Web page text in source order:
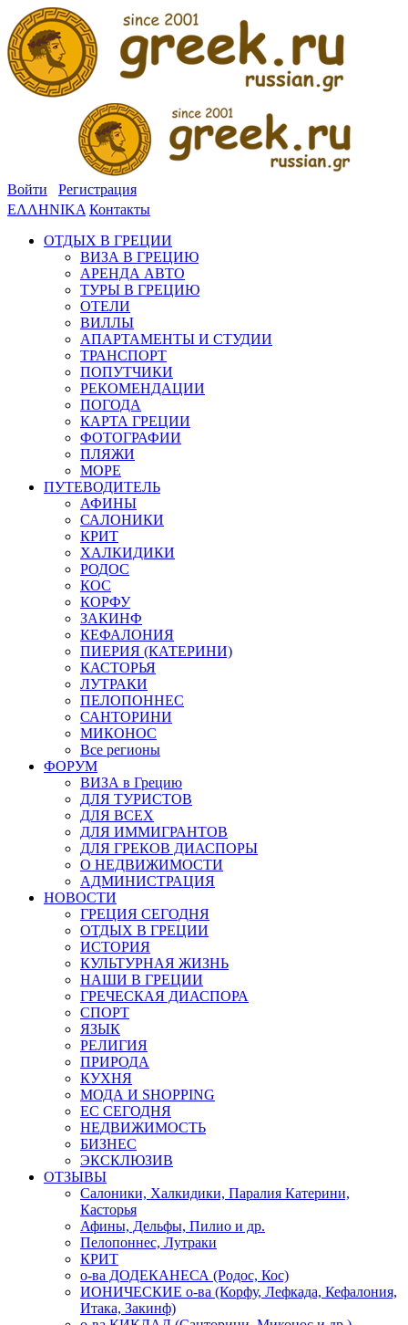
Войти
Регистрация
ΕΛΛΗΝΙΚΑ Контакты
ОТДЫХ В ГРЕЦИИ
ВИЗА В ГРЕЦИЮ
АРЕНДА АВТО
ТУРЫ В ГРЕЦИЮ
ОТЕЛИ
ВИЛЛЫ
АПАРТАМЕНТЫ И СТУДИИ
ТРАНСПОРТ
ПОПУТЧИКИ
РЕКОМЕНДАЦИИ
ПОГОДА
КАРТА ГРЕЦИИ
ФОТОГРАФИИ
ПЛЯЖИ
МОРЕ
ПУТЕВОДИТЕЛЬ
АФИНЫ
САЛОНИКИ
КРИТ
ХАЛКИДИКИ
РОДОС
КОС
КОРФУ
ЗАКИНФ
КЕФАЛОНИЯ
ПИЕРИЯ (КАТЕРИНИ)
КАСТОРЬЯ
ЛУТРАКИ
ПЕЛОПОННЕС
САНТОРИНИ
МИКОНОС
Все регионы
ФОРУМ
ВИЗА в Грецию
ДЛЯ ТУРИСТОВ
ДЛЯ ВСЕХ
ДЛЯ ИММИГРАНТОВ
ДЛЯ ГРЕКОВ ДИАСПОРЫ
О НЕДВИЖИМОСТИ
АДМИНИСТРАЦИЯ
НОВОСТИ
ГРЕЦИЯ СЕГОДНЯ
ОТДЫХ В ГРЕЦИИ
ИСТОРИЯ
КУЛЬТУРНАЯ ЖИЗНЬ
НАШИ В ГРЕЦИИ
ГРЕЧЕСКАЯ ДИАСПОРА
СПОРТ
ЯЗЫК
РЕЛИГИЯ
ПРИРОДА
КУХНЯ
МОДА И SHOPPING
ЕС СЕГОДНЯ
НЕДВИЖИМОСТЬ
БИЗНЕС
ЭКСКЛЮЗИВ
ОТЗЫВЫ
Салоники, Халкидики, Паралия Катерини,
Касторья
Афины, Дельфы, Пилио и др.
Пелопоннес, Лутраки
КРИТ
о-ва ДОДЕКАНЕСА (Родос, Кос)
ИОНИЧЕСКИЕ о-ва (Корфу, Лефкада, Кефалония,
Итака, Закинф)